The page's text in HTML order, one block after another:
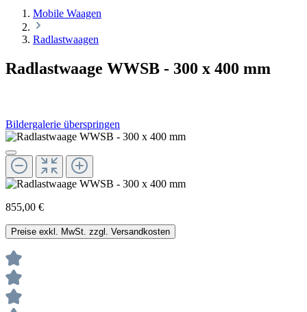
Mobile Waagen
Radlastwaagen
Radlastwaage WWSB - 300 x 400 mm
Bildergalerie überspringen
855,00 €
Preise exkl. MwSt. zzgl. Versandkosten